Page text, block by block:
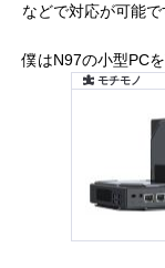
などで対応が可能で
僕はN97の小型PC